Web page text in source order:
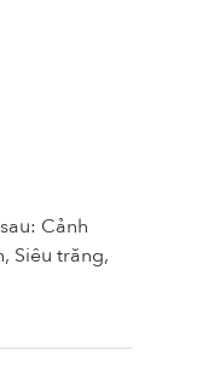
Cảnh
Siêu trăng,